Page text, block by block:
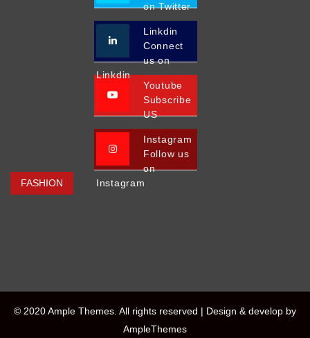
FASHION
on Twitter
Linkdin
Connect
us on
Linkdin
Youtube
Subscribe
US
Instagram
Follow us
on
Instagram
© 2020 Ample Themes. All rights reserved | Design & develop by
AmpleThemes